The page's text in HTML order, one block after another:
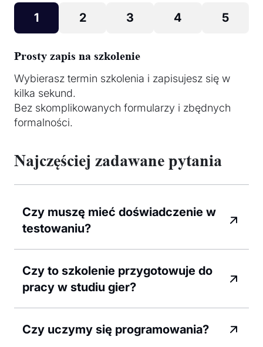
1 2 3 4 5
Prosty zapis na szkolenie
Wybierasz termin szkolenia i zapisujesz się w
kilka sekund.
Bez skomplikowanych formularzy i zbędnych
formalności.
Najczęściej zadawane pytania
Czy muszę mieć doświadczenie w
testowaniu?
Czy to szkolenie przygotowuje do
pracy w studiu gier?
Czy uczymy się programowania?